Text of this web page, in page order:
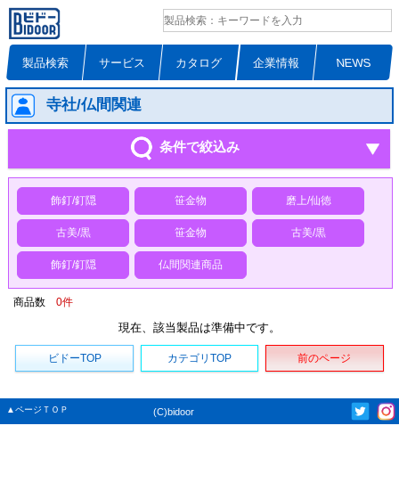
製品検索 サービス カタログ 企業情報 NEWS
寺社/仏間関連
条件で絞込み
飾釘/釘隠 笹金物 磨上/仙徳
古美/黒 笹金物 古美/黒
飾釘/釘隠 仏間関連商品
商品数 0件
現在、該当製品は準備中です。
ビドーTOP カテゴリTOP 前のページ
▲ページＴＯＰ (C)bidoor